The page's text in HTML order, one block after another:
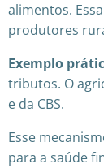
alimentos.
produtores
Exemplo
tributos. O
e da CBS.
Esse
para a saúde